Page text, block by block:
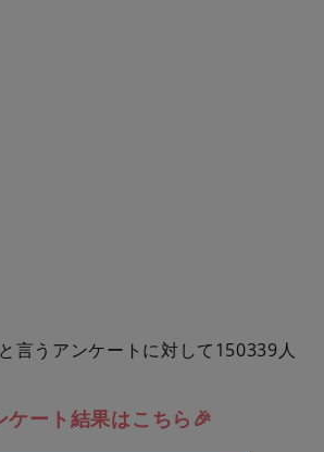
言うアンケートに対して150339人
ケート結果はこちら🎉